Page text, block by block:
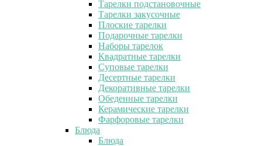
Тарелки подстановочные
Тарелки закусочные
Плоские тарелки
Подарочные тарелки
Наборы тарелок
Квадратные тарелки
Суповые тарелки
Десертные тарелки
Декоративные тарелки
Обеденные тарелки
Керамические тарелки
Фарфоровые тарелки
Блюда
Блюда